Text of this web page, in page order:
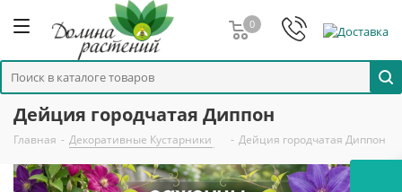
0
Дейция городчатая Диппон
Главная - Декоративные Кустарники - Дейция городчатая Диппон